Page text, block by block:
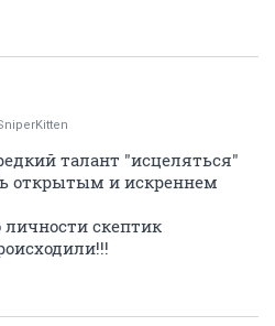
талант "исцеляться"
открытым и искреннем
личности скептик